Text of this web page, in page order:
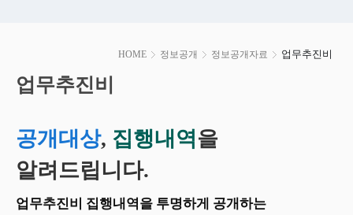
HOME 정보공개 정보공개자료 업무추진비
시
작
업무추진비
공개대상, 집행내역을
알려드립니다.
업무추진비 집행내역을 투명하게 공개하는